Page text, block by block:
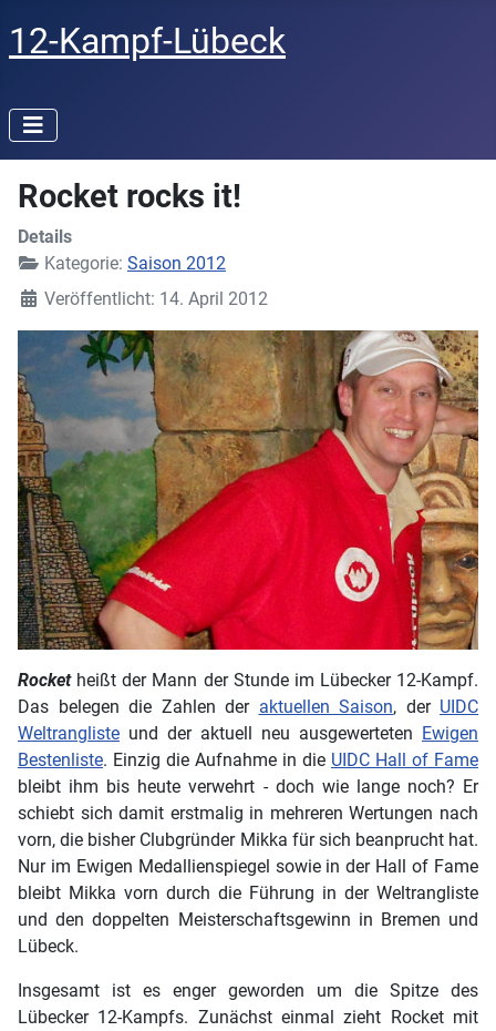
12-Kampf-Lübeck
Rocket rocks it!
Details
Kategorie: Saison 2012
Veröffentlicht: 14. April 2012
Rocket heißt der Mann der Stunde im Lübecker 12-Kampf.
Das belegen die Zahlen der aktuellen Saison, der UIDC
Weltrangliste und der aktuell neu ausgewerteten Ewigen
Bestenliste. Einzig die Aufnahme in die UIDC Hall of Fame
bleibt ihm bis heute verwehrt - doch wie lange noch? Er
schiebt sich damit erstmalig in mehreren Wertungen nach
vorn, die bisher Clubgründer Mikka für sich beanprucht hat.
Nur im Ewigen Medallienspiegel sowie in der Hall of Fame
bleibt Mikka vorn durch die Führung in der Weltrangliste
und den doppelten Meisterschaftsgewinn in Bremen und
Lübeck.
Insgesamt ist es enger geworden um die Spitze des
Lübecker 12-Kampfs. Zunächst einmal zieht Rocket mit